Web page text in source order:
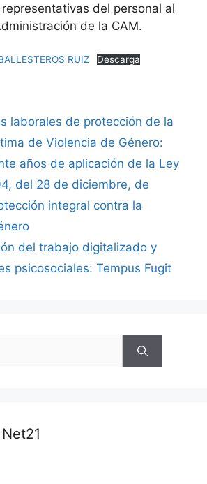
del personal al
de la CAM.
RUIZ Descarga
laborales de protección de la
de Violencia de Género:
años de aplicación de la Ley
del 28 de diciembre, de
integral contra la
del trabajo digitalizado y
psicosociales: Tempus Fugit